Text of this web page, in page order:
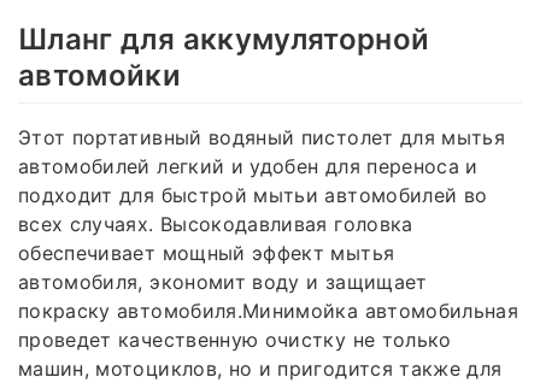
Шланг для аккумуляторной
автомойки
Этот портативный водяный пистолет для мытья
автомобилей легкий и удобен для переноса и
подходит для быстрой мытьи автомобилей во
всех случаях. Высокодавливая головка
обеспечивает мощный эффект мытья
автомобиля, экономит воду и защищает
покраску автомобиля.Минимойка автомобильная
проведет качественную очистку не только
машин, мотоциклов, но и пригодится также для